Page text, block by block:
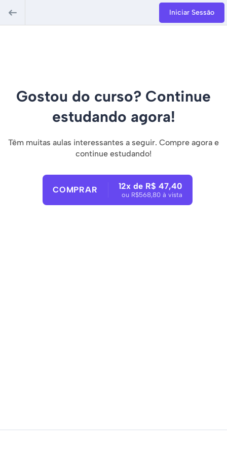
Iniciar Sessão
Gostou do curso? Continue
estudando agora!
Têm muitas aulas interessantes a seguir. Compre agora e
continue estudando!
COMPRAR 12x de R$ 47,40
ou R$568,80 à vista